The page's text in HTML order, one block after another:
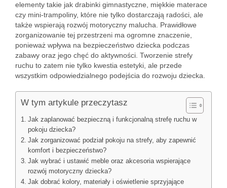
elementy takie jak drabinki gimnastyczne, miękkie materace
czy mini-trampoliny, które nie tylko dostarczają radości, ale
także wspierają rozwój motoryczny malucha. Prawidłowe
zorganizowanie tej przestrzeni ma ogromne znaczenie,
ponieważ wpływa na bezpieczeństwo dziecka podczas
zabawy oraz jego chęć do aktywności. Tworzenie strefy
ruchu to zatem nie tylko kwestia estetyki, ale przede
wszystkim odpowiedzialnego podejścia do rozwoju dziecka.
W tym artykule przeczytasz
Jak zaplanować bezpieczną i funkcjonalną strefę ruchu w
pokoju dziecka?
Jak zorganizować podział pokoju na strefy, aby zapewnić
komfort i bezpieczeństwo?
Jak wybrać i ustawić meble oraz akcesoria wspierające
rozwój motoryczny dziecka?
Jak dobrać kolory, materiały i oświetlenie sprzyjające